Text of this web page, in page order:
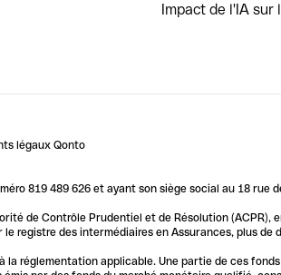
Impact de l'IA
légaux Qonto
819 489 626 et ayant son siège social au 18 rue
de Contrôle Prudentiel et de Résolution (ACPR),
le registre des intermédiaires en Assurances, plus
réglementation applicable. Une partie de ces